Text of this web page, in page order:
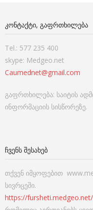
ᲙᲝᲜᲢᲐᲥᲢᲘ, ᲒᲐᲤᲠᲗᲮᲘᲚᲔᲑᲐ
Tel.: 577 235 400
skype: Medgeo.net
Caumednet@gmail.com
გაფრთხილება: საიტის
ინფორმაციის სისწორეზე.
ᲩᲕᲔᲜᲡ ᲨᲔᲡᲐᲮᲔᲑ
თქვენ იმყოფებით
სივრცეში.
https://fursheti.medgeo.net/